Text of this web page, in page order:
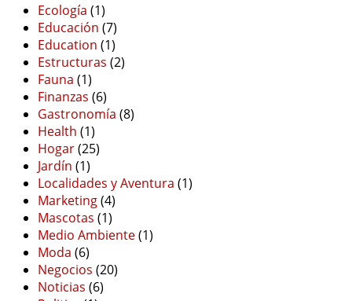
Ecología (1)
Educación (7)
Education (1)
Estructuras (2)
Fauna (1)
Finanzas (6)
Gastronomía (8)
Health (1)
Hogar(25)
Jardín (1)
Localidades y Aventura (1)
Marketing(4)
Mascotas (1)
Medio Ambiente(1)
Moda (6)
Negocios (20)
Noticias (6)